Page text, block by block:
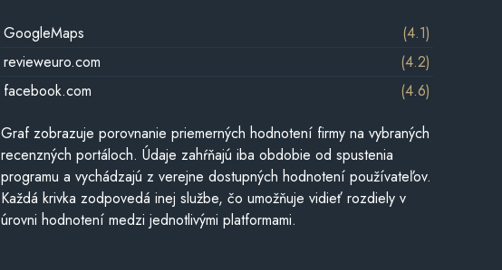
GoogleMaps
(4.1)
revieweuro.com
(4.2)
facebook.com
(4.6)
Graf zobrazuje porovnanie priemerných hodnotení firmy na vybraných
recenzných portáloch. Údaje zahŕňajú iba obdobie od spustenia
programu a vychádzajú z verejne dostupných hodnotení používateľov.
Každá krivka zodpovedá inej službe, čo umožňuje vidieť rozdiely v
úrovni hodnotení medzi jednotlivými platformami.